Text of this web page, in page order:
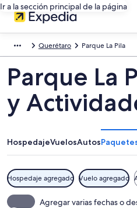
Ir a la sección principal de la página
Querétaro Parque La Pila
Parque La
y
HospedajeVuelosAutos
Hospedaje agregado Vuelo agregado
Agregar varias fechas o